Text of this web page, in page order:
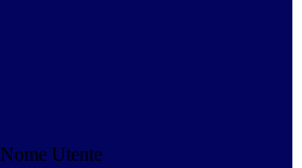
Nome Utente